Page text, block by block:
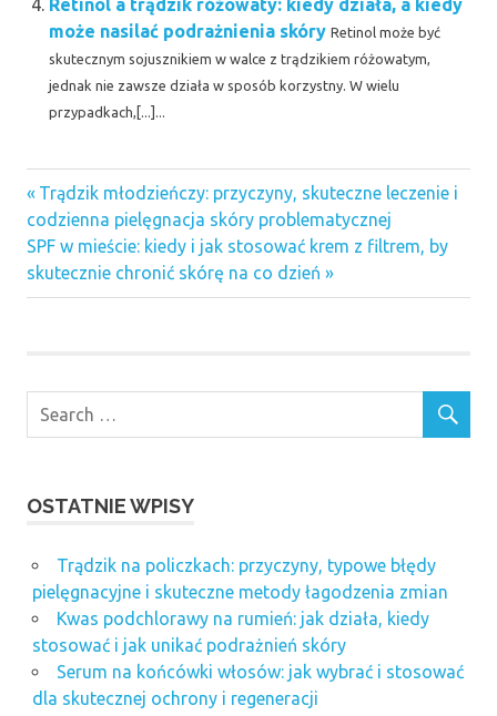
może nasilać podrażnienia skóry Retinol może być
skutecznym sojusznikiem w walce z trądzikiem różowatym,
jednak nie zawsze działa w sposób korzystny. W wielu
przypadkach,[...]...
Nawigacja
wpisu
Previous
Post:
Trądzik młodzieńczy: przyczyny, skuteczne leczenie i
codzienna pielęgnacja skóry problematycznej
Next
Post:
SPF w mieście: kiedy i jak stosować krem z filtrem, by
skutecznie chronić skórę na co dzień
OSTATNIE WPISY
Trądzik na policzkach: przyczyny, typowe błędy
pielęgnacyjne i skuteczne metody łagodzenia zmian
Kwas podchlorawy na rumień: jak działa, kiedy
stosować i jak unikać podrażnień skóry
Serum na końcówki włosów: jak wybrać i stosować
dla skutecznej ochrony i regeneracji